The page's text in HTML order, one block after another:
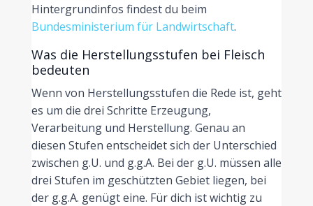
Hintergrundinfos findest du beim
Bundesministerium für Landwirtschaft.
Was die Herstellungsstufen bei Fleisch
bedeuten
Wenn von Herstellungsstufen die Rede ist, geht
es um die drei Schritte Erzeugung,
Verarbeitung und Herstellung. Genau an
diesen Stufen entscheidet sich der Unterschied
zwischen g.U. und g.g.A. Bei der g.U. müssen alle
drei Stufen im geschützten Gebiet liegen, bei
der g.g.A. genügt eine. Für dich ist wichtig zu